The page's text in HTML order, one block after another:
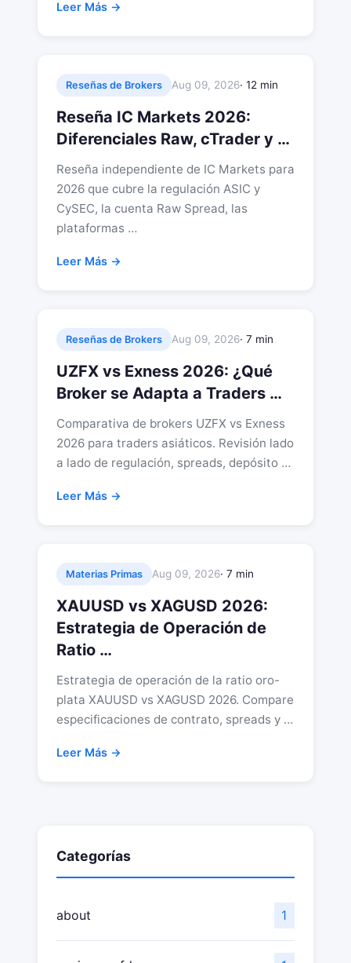
Leer Más →
Reseñas de Brokers Aug 09, 2026· 12 min
Reseña IC Markets 2026:
Diferenciales Raw, cTrader y …
Reseña independiente de IC Markets para
2026 que cubre la regulación ASIC y
CySEC, la cuenta Raw Spread, las
plataformas …
Leer Más →
Reseñas de Brokers Aug 09, 2026· 7 min
UZFX vs Exness 2026: ¿Qué
Broker se Adapta a Traders …
Comparativa de brokers UZFX vs Exness
2026 para traders asiáticos. Revisión lado
a lado de regulación, spreads, depósito …
Leer Más →
Materias Primas Aug 09, 2026· 7 min
XAUUSD vs XAGUSD 2026:
Estrategia de Operación de
Ratio …
Estrategia de operación de la ratio oro-
plata XAUUSD vs XAGUSD 2026. Compare
especificaciones de contrato, spreads y …
Leer Más →
Categorías
about 1